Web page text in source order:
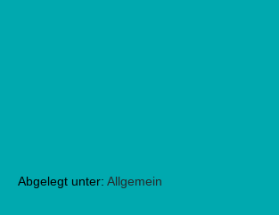
Abgelegt unter: Allgemein